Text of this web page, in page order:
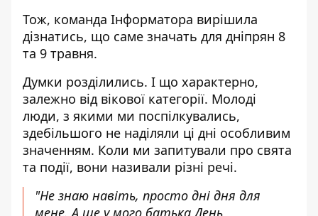
Тож, команда Інформатора вирішила
дізнатись, що саме значать для дніпрян 8
та 9 травня.
Думки розділились. І що характерно,
залежно від вікової категорії. Молоді
люди, з якими ми поспілкувались,
здебільшого не наділяли ці дні особливим
значенням. Коли ми запитували про свята
та події, вони називали різні речі.
"Не знаю навіть, просто дні дня для
мене. А ще у мого батька День